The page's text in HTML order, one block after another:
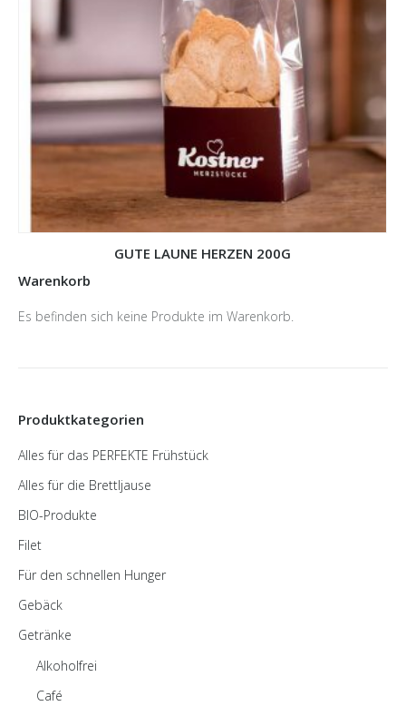
GUTE LAUNE HERZEN 200G
Warenkorb
Es befinden sich keine Produkte im Warenkorb.
Produktkategorien
Alles für das PERFEKTE Frühstück
Alles für die Brettljause
BIO-Produkte
Filet
Für den schnellen Hunger
Gebäck
Getränke
Alkoholfrei
Café